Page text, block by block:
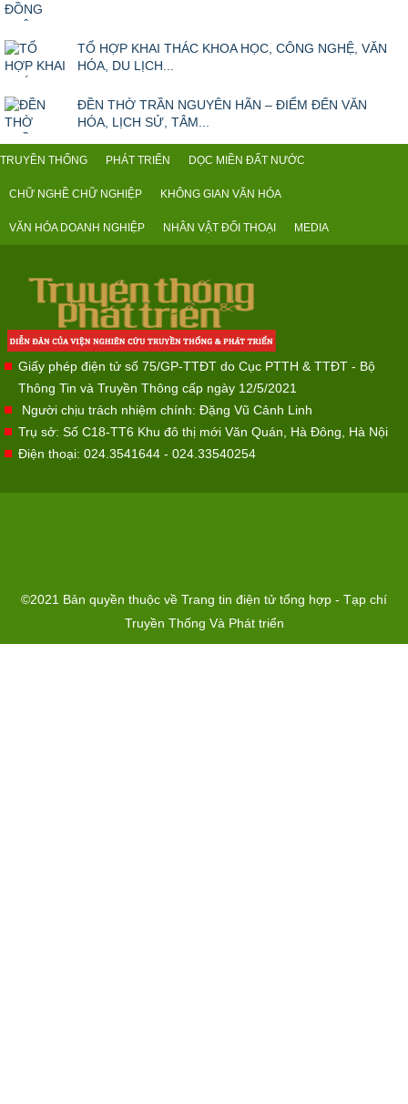
TỔ HỢP KHAI THÁC KHOA HỌC, CÔNG NGHỆ, VĂN
HÓA, DU LỊCH...
ĐỀN THỜ TRẦN NGUYÊN HÃN – ĐIỂM ĐẾN VĂN
HÓA, LỊCH SỬ, TÂM...
TRUYỀN THỐNG PHÁT TRIỂN DỌC MIỀN ĐẤT NƯỚC
CHỮ NGHỀ CHỮ NGHIỆP KHÔNG GIAN VĂN HÓA
VĂN HÓA DOANH NGHIỆP NHÂN VẬT ĐỐI THOẠI MEDIA
Giấy phép điện tử số 75/GP-TTĐT do Cục PTTH & TTĐT - Bộ
Thông Tin và Truyền Thông cấp ngày 12/5/2021
Người chịu trách nhiệm chính: Đặng Vũ Cảnh Linh
Trụ sở: Số C18-TT6 Khu đô thị mới Văn Quán, Hà Đông, Hà Nội
Điện thoại: 024.3541644 - 024.33540254
©2021 Bản quyền thuộc về Trang tin điện tử tổng hợp - Tạp chí
Truyền Thống Và Phát triển